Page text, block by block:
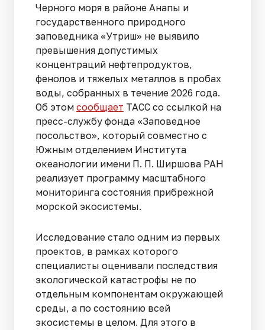
Черного моря в районе Анапы и
государственного природного
заповедника «Утриш» не выявило
превышения допустимых
концентраций нефтепродуктов,
фенолов и тяжелых металлов в пробах
воды, собранных в течение 2026 года.
Об этом сообщает ТАСС со ссылкой на
пресс-службу фонда «Заповедное
посольство», который совместно с
Южным отделением Института
океанологии имени П. П. Ширшова РАН
реализует программу масштабного
мониторинга состояния прибрежной
морской экосистемы.
Исследование стало одним из первых
проектов, в рамках которого
специалисты оценивали последствия
экологической катастрофы не по
отдельным компонентам окружающей
среды, а по состоянию всей
экосистемы в целом. Для этого в